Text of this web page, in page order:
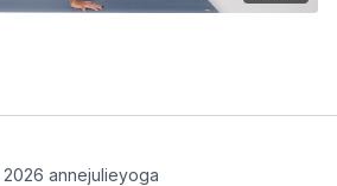
annejulieyoga